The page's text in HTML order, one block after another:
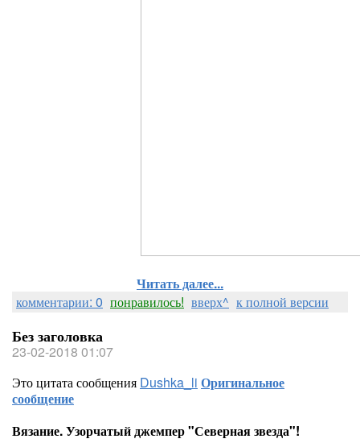
Читать далее...
комментарии: 0 понравилось! вверх^ к полной версии
Без заголовка
23-02-2018 01:07
Это цитата сообщения Dushka_li Оригинальное
сообщение
Вязание. Узорчатый джемпер "Северная звезда"!